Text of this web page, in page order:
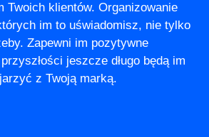
Twoich klientów. Organizowanie
im to uświadomisz, nie tylko
Zapewni im pozytywne
jeszcze długo będą im
z Twoją marką.